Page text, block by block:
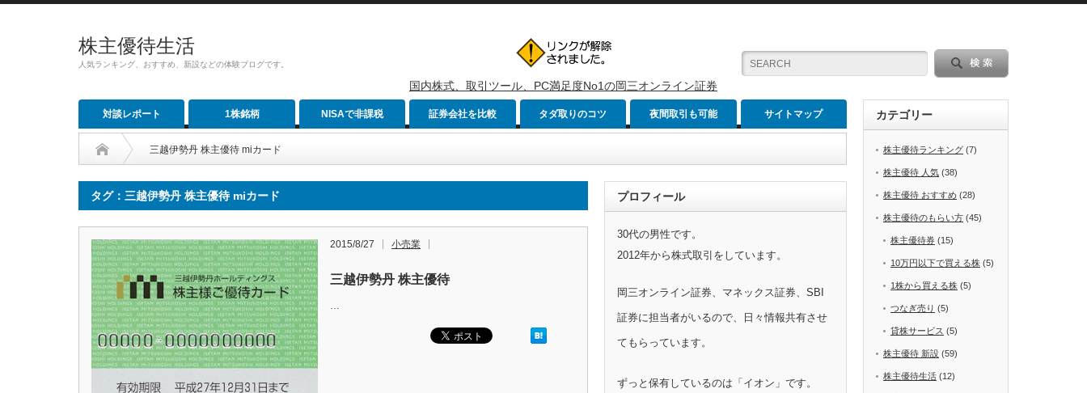
株主優待生活
人気ランキング、おすすめ、新設などの体験ブログです。
国内株式、取引ツール、PC満足度No1の岡三オンライン証券
対談レポート 1株銘柄 NISAで非課税 証券会社を比較 タダ取りのコツ 夜間取引も可能 サイトマップ
三越伊勢丹 株主優待 miカード
タグ：三越伊勢丹 株主優待 miカード
2015/8/27 小売業
三越伊勢丹 株主優待
…
プロフィール
30代の男性です。
2012年から株式取引をしています。
岡三オンライン証券、マネックス証券、SBI
証券に担当者がいるので、日々情報共有させ
てもらっています。
ずっと保有しているのは「イオン」です。
カテゴリー
株主優待ランキング (7)
株主優待 人気 (38)
株主優待 おすすめ (28)
株主優待のもらい方 (45)
株主優待券 (15)
10万円以下で買える株 (5)
1株から買える株 (5)
つなぎ売り (5)
貸株サービス (5)
株主優待 新設 (59)
株主優待生活 (12)